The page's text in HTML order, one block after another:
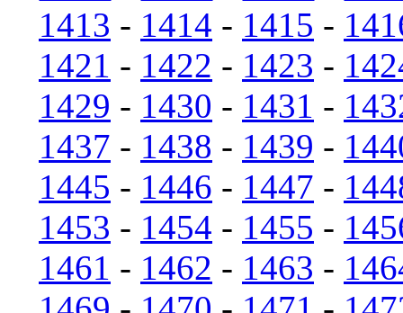
1413 - 1414 - 1415 -
1421 - 1422 - 1423 -
1429 - 1430 - 1431 -
1437 - 1438 - 1439 -
1445 - 1446 - 1447 -
1453 - 1454 - 1455 -
1461 - 1462 - 1463 -